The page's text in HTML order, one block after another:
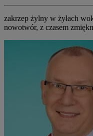
zakrzep żylny w żyłach
nowotwór, z czasem